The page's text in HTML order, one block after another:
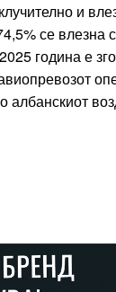
и
се влезна
година е